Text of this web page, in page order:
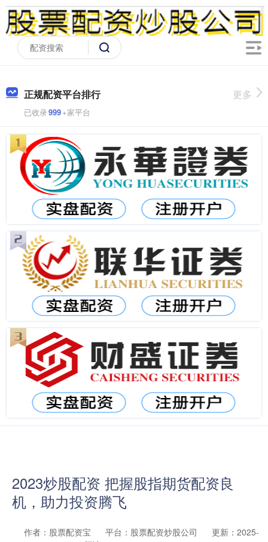
正规配资平台排行
已收录999+家平台
更多
2023炒股配资 把握股指期货配资良
机，助力投资腾飞
作者：股票配资宝 平台：股票配资炒股公司
更新：2025-